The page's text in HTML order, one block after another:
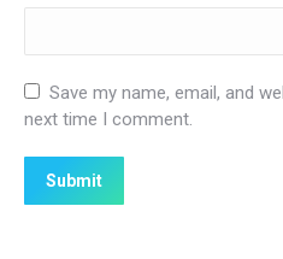
Save my name, email, and
next time I comment.